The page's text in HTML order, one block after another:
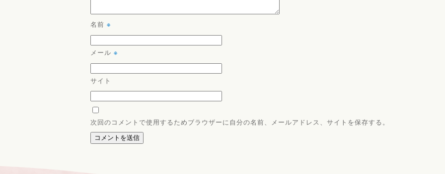
名前 ※
メール ※
サイト
次回のコメントで使用するためブラウザーに自分の名前、メールアドレス、サイトを保存する。